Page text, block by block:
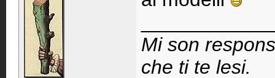
Mi son
che ti te lesi.